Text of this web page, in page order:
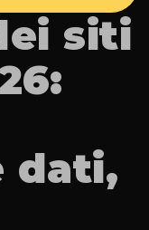
siti
dati,